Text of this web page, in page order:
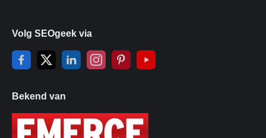
Volg SEOgeek via
Bekend van